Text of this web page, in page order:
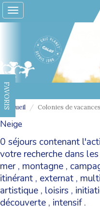
Toggle
navigation
FAVORIS
Accueil Colonies de
Neige
0 séjours contenant
votre recherche dans
mer, montagne ,
itinérant , externat ,
artistique , loisirs ,
découverte , intensif.